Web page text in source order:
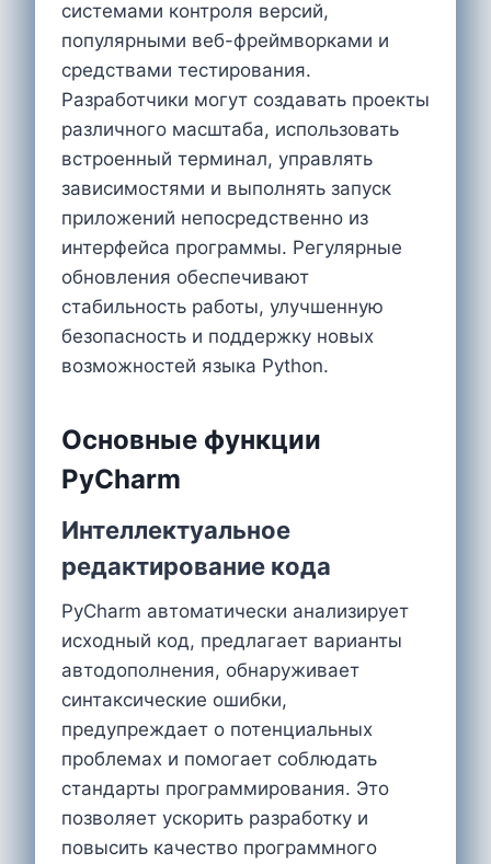
системами контроля версий,
популярными веб-фреймворками и
средствами тестирования.
Разработчики могут создавать проекты
различного масштаба, использовать
встроенный терминал, управлять
зависимостями и выполнять запуск
приложений непосредственно из
интерфейса программы. Регулярные
обновления обеспечивают
стабильность работы, улучшенную
безопасность и поддержку новых
возможностей языка Python.
Основные функции
PyCharm
Интеллектуальное
редактирование кода
PyCharm автоматически анализирует
исходный код, предлагает варианты
автодополнения, обнаруживает
синтаксические ошибки,
предупреждает о потенциальных
проблемах и помогает соблюдать
стандарты программирования. Это
позволяет ускорить разработку и
повысить качество программного